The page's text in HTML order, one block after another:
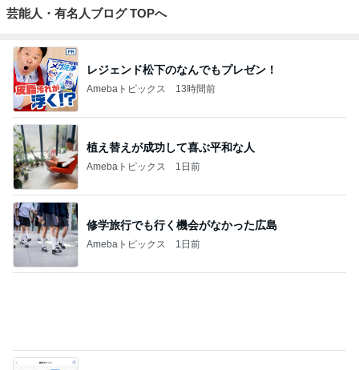
芸能人・有名人ブログ TOPへ
レジェンド松下のなんでもプレゼン！
Amebaトピックス 13時間前
植え替えが成功して喜ぶ平和な人
Amebaトピックス 1日前
修学旅行でも行く機会がなかった広島
Amebaトピックス 1日前